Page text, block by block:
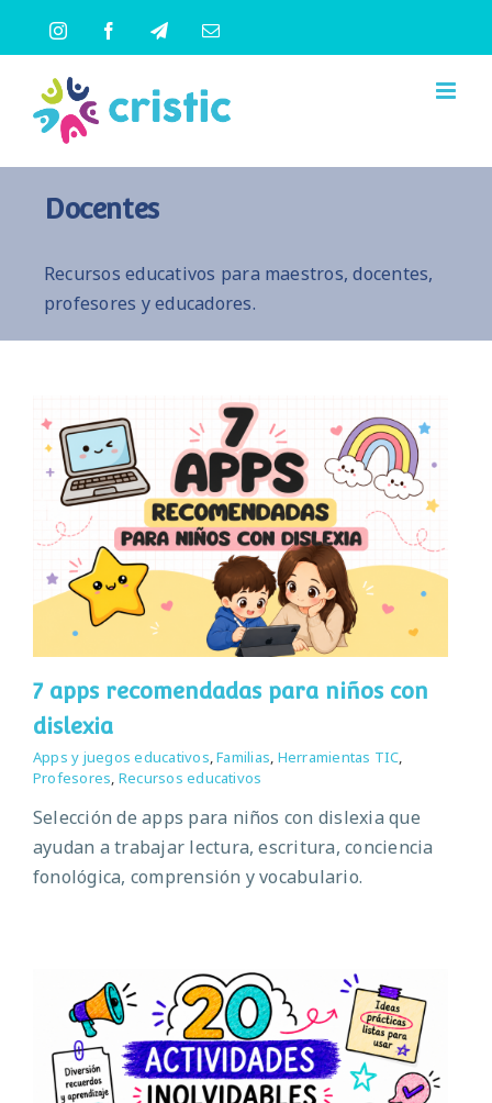
contenido
InstagramFacebookTelegramCorreo
Docentes
Recursos educativos para maestros, docentes,
profesores y educadores.
7 apps recomendadas para niños con
dislexia
Apps y juegos educativos ,Familias Herramientas TIC
Profesores Recursos educativos
Selección de apps para niños con dislexia que
ayudan a trabajar lectura, escritura, conciencia
fonológica, comprensión y vocabulario.